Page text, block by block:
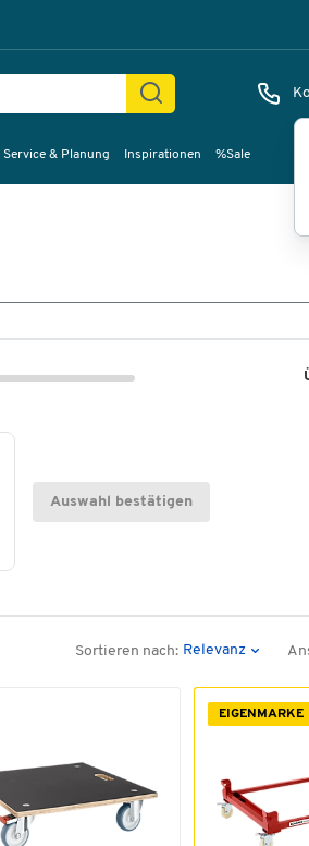
Service & Planung Inspirationen %Sale
Auswahl bestätigen
Sortieren nach: Relevanz
EIGENMARKE